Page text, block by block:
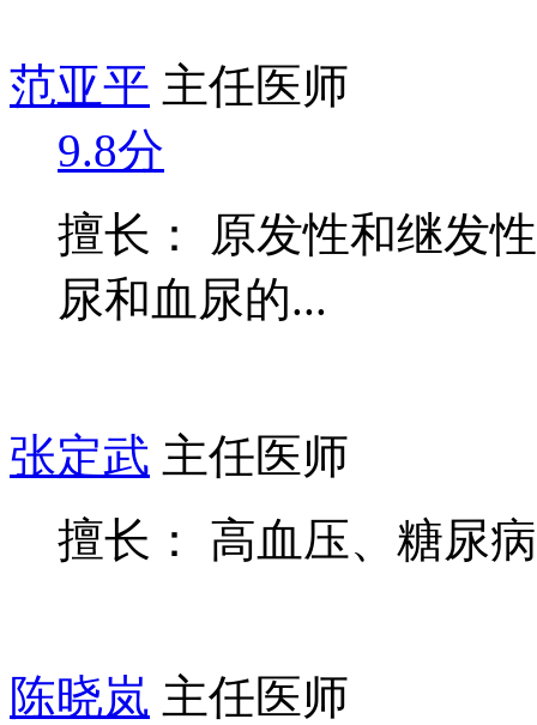
范亚平 主任医师
9.8分
擅长： 原发性和继发
尿和血尿的...
张定武 主任医师
擅长： 高血压、糖尿
陈晓岚 主任医师